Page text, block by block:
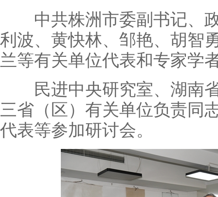
中共株洲市委副书记、政
利波、黄快林、邹艳、胡智
兰等有关单位代表和专家学
民进中央研究室、湖南省
三省（区）有关单位负责同
代表等参加研讨会。